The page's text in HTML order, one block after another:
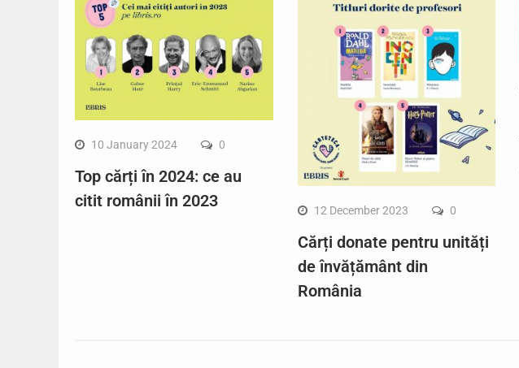
10 January 2024 0
Top cărți în 2024: ce au
citit românii în 2023
12 December 2023 0
Cărți donate pentru unități
de învățământ din
România